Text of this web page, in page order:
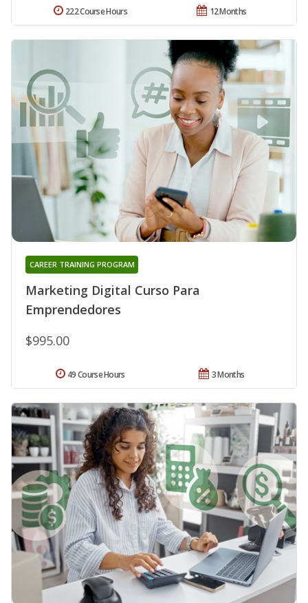
12 Months
222 Course Hours
Marketing Digital Curso Para
Emprendedores
CAREER TRAINING PROGRAM
$995.00
3 Months
49 Course Hours